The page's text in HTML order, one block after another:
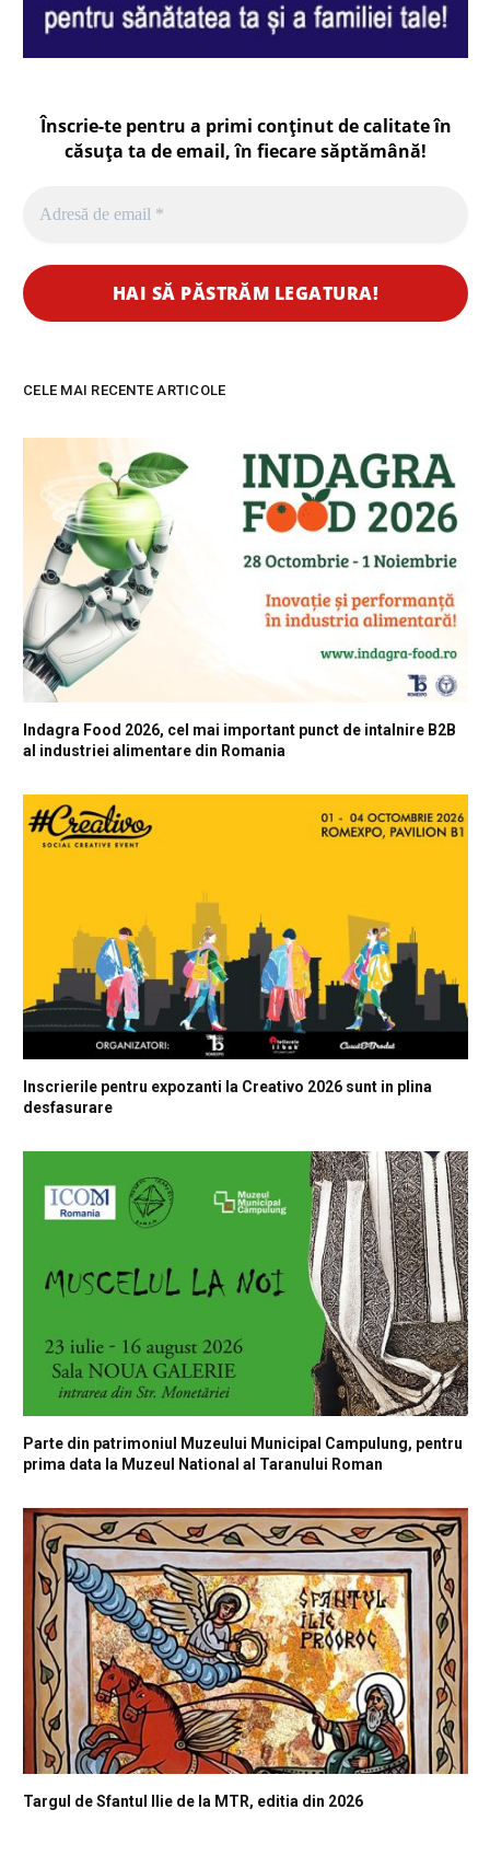
Înscrie-te pentru a primi conținut de calitate în
căsuța ta de email, în fiecaresăptămână!
CELE MAI RECENTE ARTICOLE
Indagra Food 2026, cel mai important punct de intalnire B2B
al industriei alimentare din Romania
Inscrierile pentru expozanti la Creativo 2026 sunt in plina
desfasurare
Parte din patrimoniul Muzeului Municipal Campulung, pentru
prima data la Muzeul National al Taranului Roman
Targul de Sfantul Ilie de la MTR, editia din 2026